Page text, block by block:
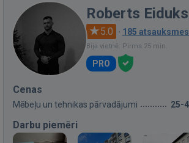
Roberts Eiduks
5.0 · 185 atsauksmes
Bija vietnē: Pirms 25 min.
PRO
Cenas
Mēbeļu un tehnikas pārvadājumi 25-
Darbu piemēri